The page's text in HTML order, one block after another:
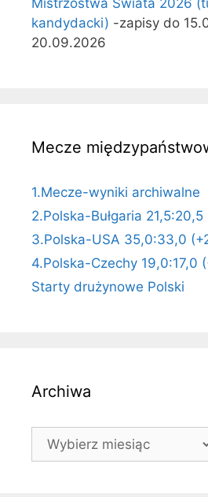
kandydacki) -zapisy do
20.09.2026
Mecze
1.Mecze-wyniki archiwalne
2.Polska-Bułgaria 21,5:20,5
3.Polska-USA 35,0:33,0
4.Polska-Czechy 19,0:17,0
Starty drużynowe Polski
Archiwa
Archiwa